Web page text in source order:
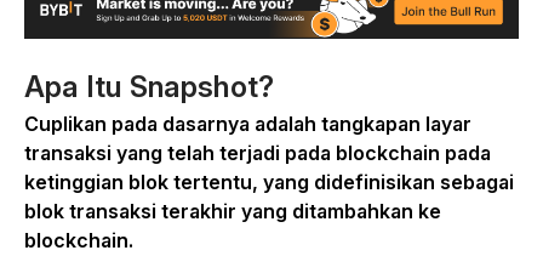
Apa Itu Snapshot?
Cuplikan pada dasarnya adalah tangkapan layar
transaksi yang telah terjadi pada blockchain pada
ketinggian blok tertentu, yang didefinisikan sebagai
blok transaksi terakhir yang ditambahkan ke
blockchain.